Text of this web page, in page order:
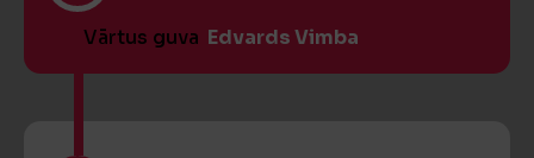
Vārtus guva Edvards Vimba